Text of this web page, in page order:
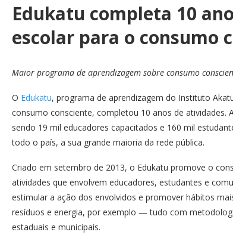
Edukatu completa 10
escolar para o consumo
Maior programa de aprendizagem sobre consumo
O Edukatu, programa de aprendizagem do Instituto
consumo consciente, completou 10 anos de
sendo 19 mil educadores capacitados e 160 mil
todo o país, a sua grande maioria da rede pública.
Criado em setembro de 2013, o Edukatu promove o
atividades que envolvem educadores, estudantes e
estimular a ação dos envolvidos e promover hábitos
resíduos e energia, por exemplo — tudo com
estaduais e municipais.